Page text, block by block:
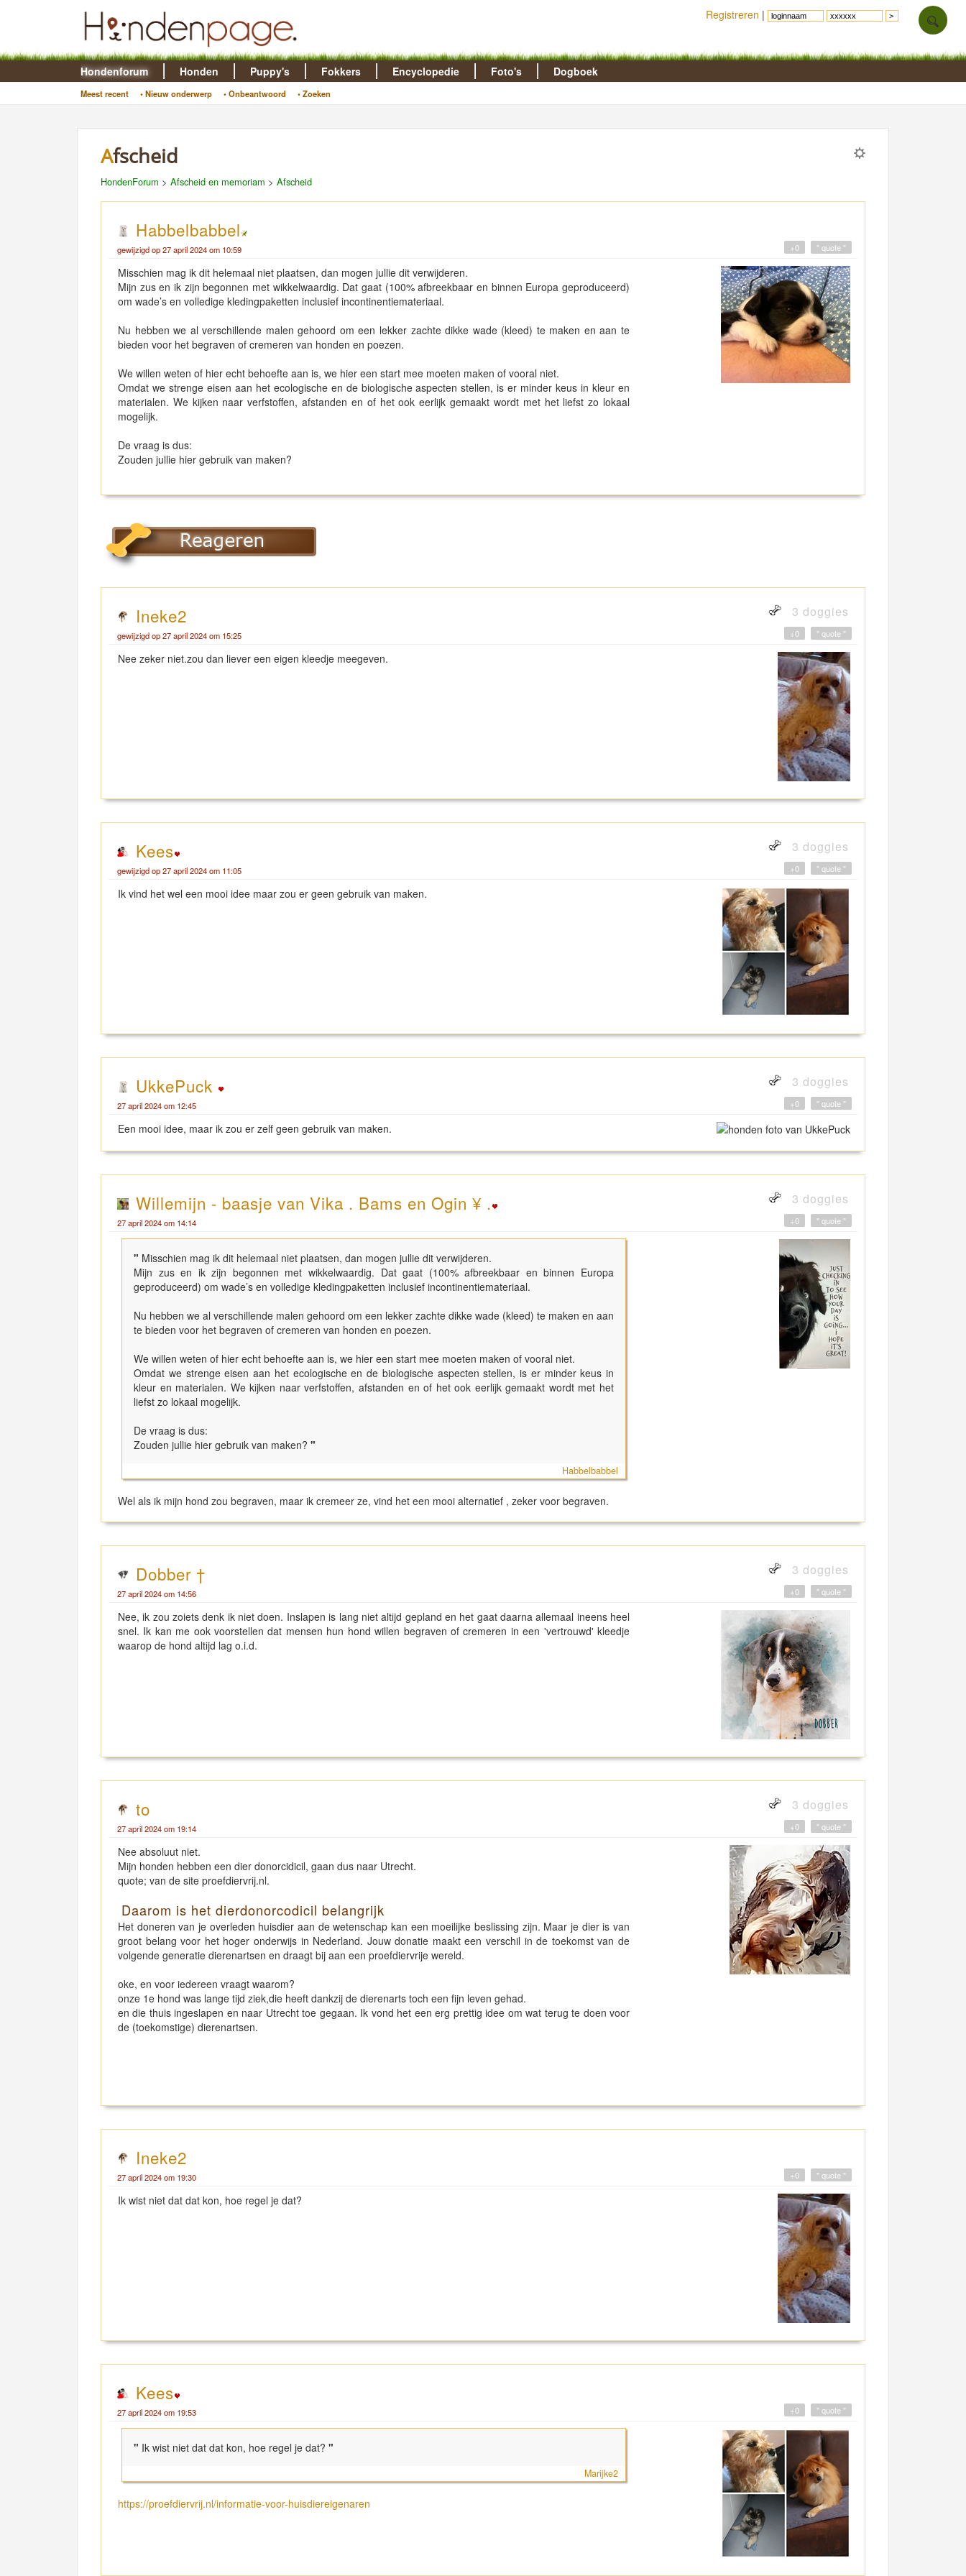
Hondenforum
Meest recent • Nieuw onderwerp • Onbeantwoord • Zoeken
Honden Puppy's Fokkers Encyclopedie Foto's Dogboek
Afscheid
HondenForum > Afscheid en memoriam > Afscheid
Habbelbabbel
gewijzigd op 27 april 2024 om 10:59 " quote "
+0
Misschien mag ik dit helemaal niet plaatsen, dan mogen jullie dit verwijderen.
Mijn zus en ik zijn begonnen met wikkelwaardig. Dat gaat (100% afbreekbaar en binnen Europa geproduceerd)
om wade’s en volledige kledingpaketten inclusief incontinentiemateriaal.
Nu hebben we al verschillende malen gehoord om een lekker zachte dikke wade (kleed) te maken en aan te
bieden voor het begraven of cremeren van honden en poezen.
We willen weten of hier echt behoefte aan is, we hier een start mee moeten maken of vooral niet.
Omdat we strenge eisen aan het ecologische en de biologische aspecten stellen, is er minder keus in kleur en
materialen. We kijken naar verfstoffen, afstanden en of het ook eerlijk gemaakt wordt met het liefst zo lokaal
mogelijk.
De vraag is dus:
Zouden jullie hier gebruik van maken?
Ineke2 3 doggies
gewijzigd op 27 april 2024 om 15:25 " quote "
+0
Nee zeker niet.zou dan liever een eigen kleedje meegeven.
Kees 3 doggies
gewijzigd op 27 april 2024 om 11:05 " quote "
+0
Ik vind het wel een mooi idee maar zou er geen gebruik van maken.
UkkePuck 3 doggies
27 april 2024 om 12:45 " quote "
+0
Een mooi idee, maar ik zou er zelf geen gebruik van maken.
Willemijn - baasje van Vika . Bams en Ogin ¥ . 3 doggies
27 april 2024 om 14:14 " quote "
+0
" Misschien mag ik dit helemaal niet plaatsen, dan mogen jullie dit verwijderen.
Mijn zus en ik zijn begonnen met wikkelwaardig. Dat gaat (100% afbreekbaar en binnen Europa
geproduceerd) om wade’s en volledige kledingpaketten inclusief incontinentiemateriaal.
Nu hebben we al verschillende malen gehoord om een lekker zachte dikke wade (kleed) te maken en aan
te bieden voor het begraven of cremeren van honden en poezen.
We willen weten of hier echt behoefte aan is, we hier een start mee moeten maken of vooral niet.
Omdat we strenge eisen aan het ecologische en de biologische aspecten stellen, is er minder keus in
kleur en materialen. We kijken naar verfstoffen, afstanden en of het ook eerlijk gemaakt wordt met het
liefst zo lokaal mogelijk.
De vraag is dus:
Zouden jullie hier gebruik van maken? "
Habbelbabbel
Wel als ik mijn hond zou begraven, maar ik cremeer ze, vind het een mooi alternatief , zeker voor begraven.
Dobber † 3 doggies
27 april 2024 om 14:56 " quote "
+0
Nee, ik zou zoiets denk ik niet doen. Inslapen is lang niet altijd gepland en het gaat daarna allemaal ineens heel
snel. Ik kan me ook voorstellen dat mensen hun hond willen begraven of cremeren in een 'vertrouwd' kleedje
waarop de hond altijd lag o.i.d.
to 3 doggies
27 april 2024 om 19:14 " quote "
+0
Nee absoluut niet.
Mijn honden hebben een dier donorcidicil, gaan dus naar Utrecht.
quote; van de site proefdiervrij.nl.
Daarom is het dierdonorcodicil belangrijk
Het doneren van je overleden huisdier aan de wetenschap kan een moeilijke beslissing zijn. Maar je dier is van
groot belang voor het hoger onderwijs in Nederland. Jouw donatie maakt een verschil in de toekomst van de
volgende generatie dierenartsen en draagt bij aan een proefdiervrije wereld.
oke, en voor iedereen vraagt waarom?
onze 1e hond was lange tijd ziek,die heeft dankzij de dierenarts toch een fijn leven gehad.
en die thuis ingeslapen en naar Utrecht toe gegaan. Ik vond het een erg prettig idee om wat terug te doen voor
de (toekomstige) dierenartsen.
Ineke2
27 april 2024 om 19:30 " quote "
+0
Ik wist niet dat dat kon, hoe regel je dat?
Kees
27 april 2024 om 19:53 " quote "
+0
" Ik wist niet dat dat kon, hoe regel je dat? "
Marijke2
https://proefdiervrij.nl/informatie-voor-huisdiereigenaren
Registreren |